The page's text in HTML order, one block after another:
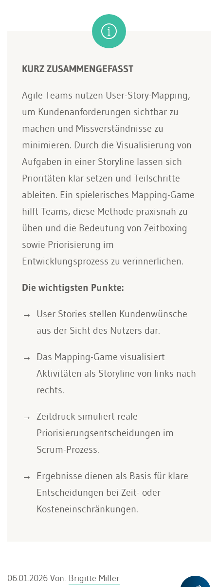
KURZ ZUSAMMENGEFASST
Agile Teams nutzen User-Story-Mapping,
um Kundenanforderungen sichtbar zu
machen und Missverständnisse zu
minimieren. Durch die Visualisierung von
Aufgaben in einer Storyline lassen sich
Prioritäten klar setzen und Teilschritte
ableiten. Ein spielerisches Mapping-Game
hilft Teams, diese Methode praxisnah zu
üben und die Bedeutung von Zeitboxing
sowie Priorisierung im
Entwicklungsprozess zu verinnerlichen.
Die wichtigsten Punkte:
User Stories stellen Kundenwünsche
aus der Sicht des Nutzers dar.
Das Mapping-Game visualisiert
Aktivitäten als Storyline von links nach
rechts.
Zeitdruck simuliert reale
Priorisierungsentscheidungen im
Scrum-Prozess.
Ergebnisse dienen als Basis für klare
Entscheidungen bei Zeit- oder
Kosteneinschränkungen.
06.01.2026 Von: Brigitte Miller